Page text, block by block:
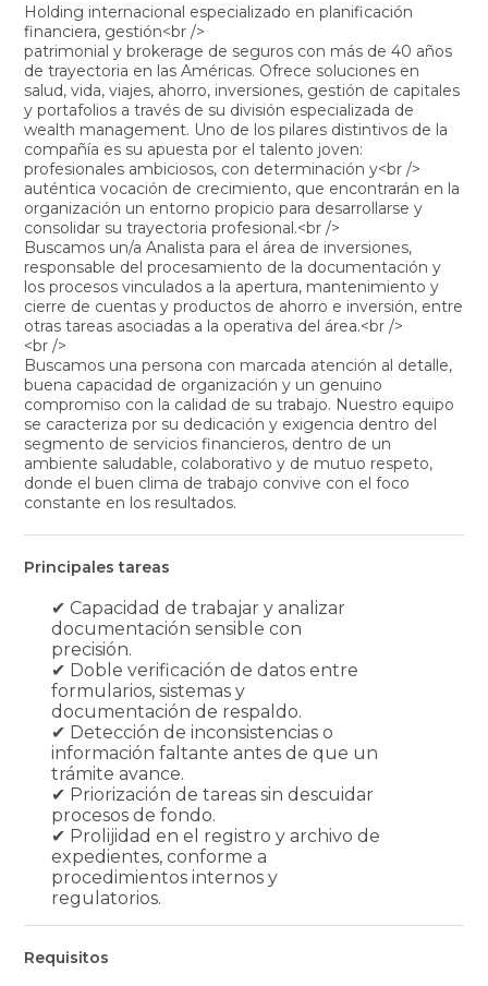
Holding internacional especializado en planificación
financiera, gestión<br />
patrimonial y brokerage de seguros con más de 40 años
de trayectoria en las Américas. Ofrece soluciones en
salud, vida, viajes, ahorro, inversiones, gestión de capitales
y portafolios a través de su división especializada de
wealth management. Uno de los pilares distintivos de la
compañía es su apuesta por el talento joven:
profesionales ambiciosos, con determinación y<br />
auténtica vocación de crecimiento, que encontrarán en la
organización un entorno propicio para desarrollarse y
consolidar su trayectoria profesional.<br />
Buscamos un/a Analista para el área de inversiones,
responsable del procesamiento de la documentación y
los procesos vinculados a la apertura, mantenimiento y
cierre de cuentas y productos de ahorro e inversión, entre
otras tareas asociadas a la operativa del área.<br />
<br />
Buscamos una persona con marcada atención al detalle,
buena capacidad de organización y un genuino
compromiso con la calidad de su trabajo. Nuestro equipo
se caracteriza por su dedicación y exigencia dentro del
segmento de servicios financieros, dentro de un
ambiente saludable, colaborativo y de mutuo respeto,
donde el buen clima de trabajo convive con el foco
constante en los resultados.
Principales tareas
✔ Capacidad de trabajar y analizar
documentación sensible con
precisión.
✔ Doble verificación de datos entre
formularios, sistemas y
documentación de respaldo.
✔ Detección de inconsistencias o
información faltante antes de que un
trámite avance.
✔ Priorización de tareas sin descuidar
procesos de fondo.
✔ Prolijidad en el registro y archivo de
expedientes, conforme a
procedimientos internos y
regulatorios.
Requisitos